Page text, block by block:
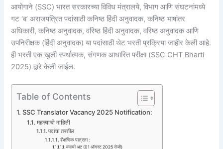
आयोगाने (SSC) भारत सरकारच्या विविध मंत्रालये, विभाग आणि संघटनांमध्ये
गट ‘ब’ अराजपत्रित पदांसाठी कनिष्ठ हिंदी अनुवादक, कनिष्ठ भाषांतर
अधिकारी, कनिष्ठ अनुवादक, वरिष्ठ हिंदी अनुवादक, वरिष्ठ अनुवादक आणि
उपनिरीक्षक (हिंदी अनुवादक) या पदांसाठी थेट भरती प्रक्रिया जाहीर केली आहे.
ही भरती एक खुली स्पर्धात्मक, संगणक आधारित परीक्षा (SSC CHT Bharti
2025) द्वारे केली जाईल.
Table of Contents
SSC Translator Vacancy 2025 Notification:
महत्त्वाची माहिती
पदांचा तपशील
शैक्षणिक पात्रता :
वयाची अट (01 ऑगस्ट 2025 रोजी)